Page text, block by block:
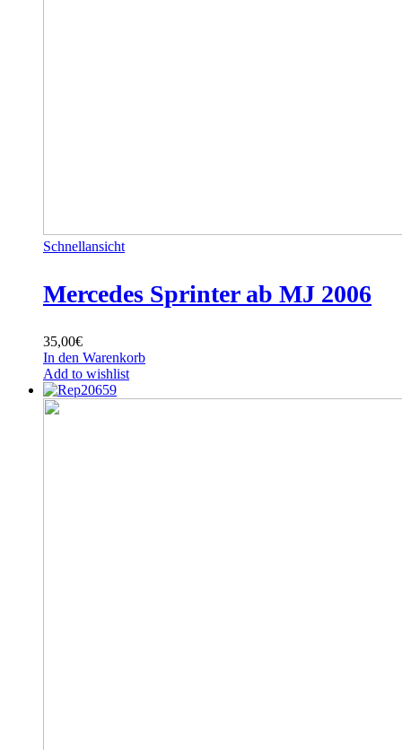
Schnellansicht
Mercedes Sprinter ab MJ 2006
35,00€
In den Warenkorb
Add to wishlist